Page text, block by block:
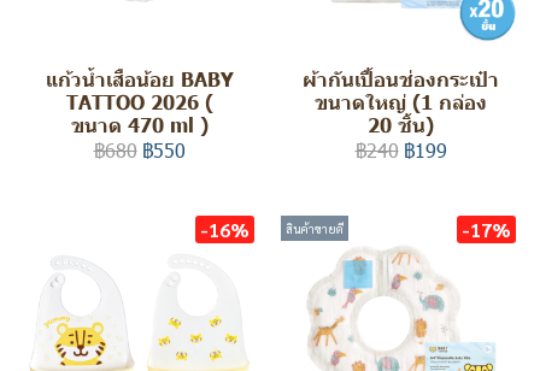
แก้วน้ำเสือน้อย BABY
TATTOO 2026 (
ขนาด 470 ml )
฿680 ฿550
ผ้ากันเปื้อนช่องกระเป๋า
ขนาดใหญ่ (1 กล่อง
20 ชิ้น)
฿240 ฿199
-16% สินค้าขายดี -17%